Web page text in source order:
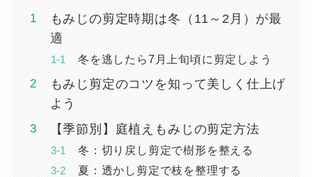
もみじの剪定時期は冬（11～2月）が最
適
冬を逃したら7月上旬頃に剪定しよう
もみじ剪定のコツを知って美しく仕上げ
よう
【季節別】庭植えもみじの剪定方法
冬：切り戻し剪定で樹形を整える
夏：透かし剪定で枝を整理する